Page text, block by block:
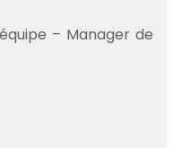
– Manager de